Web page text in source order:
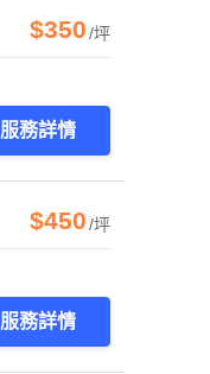
$350/坪
服務詳情
$450/坪
服務詳情